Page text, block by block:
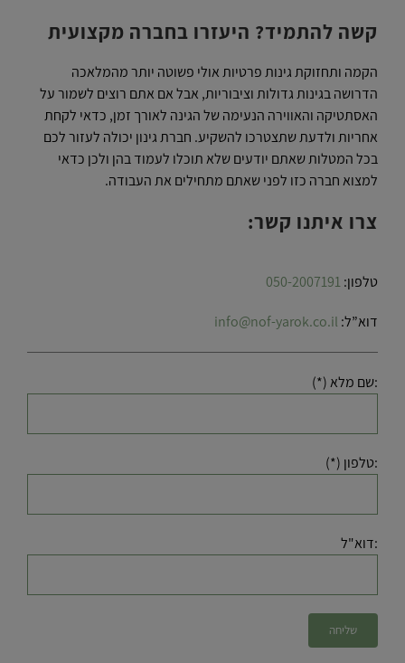
קשה להתמיד? היעזרו בחברה מקצועית
הקמה ותחזוקת גינות פרטיות אולי פשוטה יותר מהמלאכה
הדרושה בגינות גדולות וציבוריות, אבל אם אתם רוצים לשמור על
האסתטיקה והאווירה הנעימה של הגינה לאורך זמן, כדאי לקחת
אחריות ולדעת שתצטרכו להשקיע. חברת גינון יכולה לעזור לכם
בכל המטלות שאתם יודעים שלא תוכלו לעמוד בהן ולכן כדאי
למצוא חברה כזו לפני שאתם מתחילים את העבודה.
צרו איתנו קשר:
טלפון:050-2007191
דוא”ל: info@nof-yarok.co.il
:שם מלא (*)
:טלפון (*)
:דוא"ל